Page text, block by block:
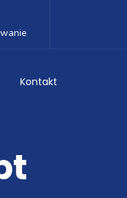
Kontakt